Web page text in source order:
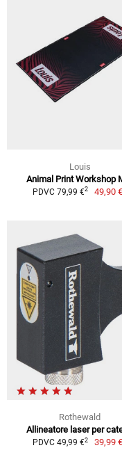
Louis
Animal Print Workshop
PDVC 79,99 €2 49,90
Rothewald
Allineatore laser per
PDVC 49,99 €2 39,99 €